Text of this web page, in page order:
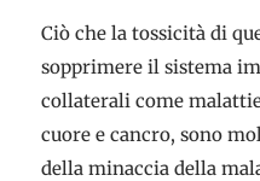
Ciò che la tossicità di
sopprimere il sistema
collaterali come
cuore e cancro, sono
della minaccia della